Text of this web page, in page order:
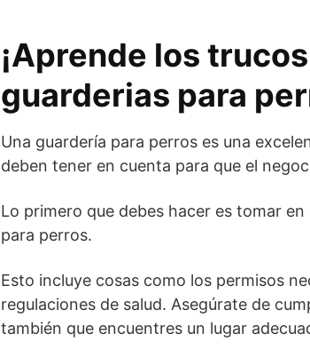
¡Aprende los
guarderias para
Una guardería para perros es una
deben tener en cuenta para que el
Lo primero que debes hacer es tomar
para perros.
Esto incluye cosas como los permisos
regulaciones de salud. Asegúrate de
también que encuentres un lugar